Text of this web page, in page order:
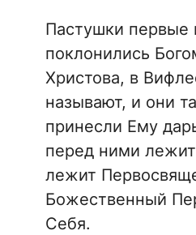
Пастушки
поклонились
Христова, в
называют, и они
принесли Ему
перед ними
лежит
Божественный
Себя.